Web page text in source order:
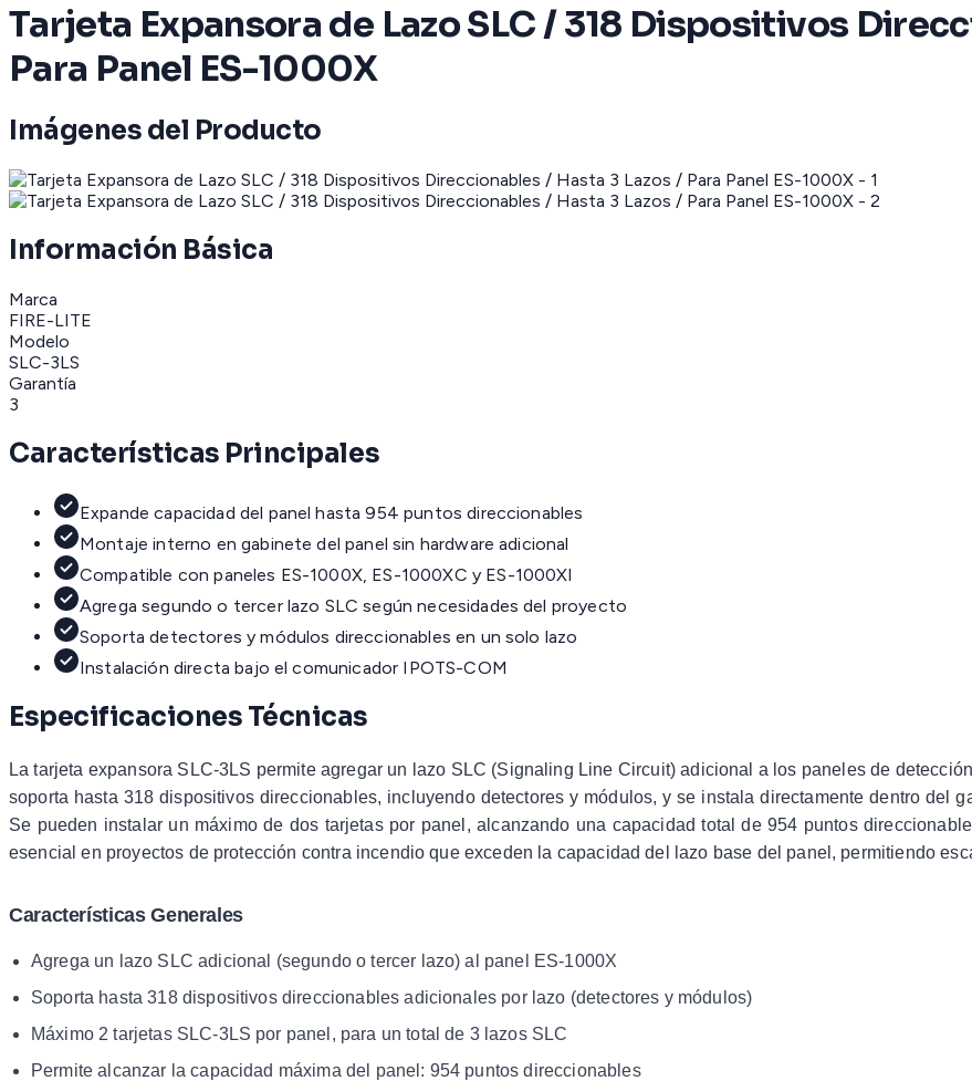
Tarjeta Expansora de Lazo SLC / 318 Dispositivos
Para Panel ES-1000X
Imágenes del Producto
Información Básica
Marca
FIRE-LITE
Modelo
SLC-3LS
Garantía
3
Características Principales
Expande capacidad del panel hasta 954 puntos direccionables
Montaje interno en gabinete del panel sin hardware adicional
Compatible con paneles ES-1000X, ES-1000XC y ES-1000XI
Agrega segundo o tercer lazo SLC según necesidades del proyecto
Soporta detectores y módulos direccionables en un solo lazo
Instalación directa bajo el comunicador IPOTS-COM
Especificaciones Técnicas
La tarjeta expansora SLC-3LS permite agregar un lazo SLC (Signaling Line Circuit) adicional a los paneles de
soporta hasta 318 dispositivos direccionables, incluyendo detectores y módulos, y se instala directamente dentro del
Se pueden instalar un máximo de dos tarjetas por panel, alcanzando una capacidad total de 954 puntos
esencial en proyectos de protección contra incendio que exceden la capacidad del lazo base del panel, permitiendo
Características Generales
Agrega un lazo SLC adicional (segundo o tercer lazo) al panel ES-1000X
Soporta hasta 318 dispositivos direccionables adicionales por lazo (detectores y módulos)
Máximo 2 tarjetas SLC-3LS por panel, para un total de 3 lazos SLC
Permite alcanzar la capacidad máxima del panel: 954 puntos direccionables